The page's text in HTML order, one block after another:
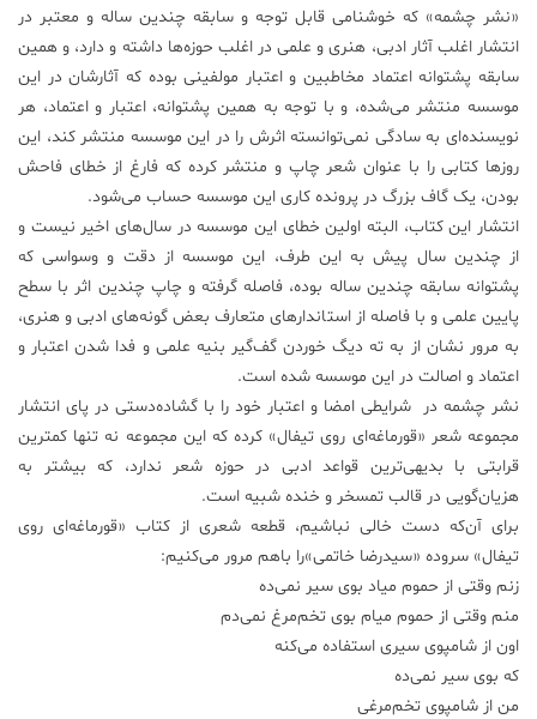
«نشر چشمه» که خوشنامی قابل توجه و سابقه چندین ساله و معتبر در
انتشار اغلب آثار ادبی، هنری و علمی در اغلب حوزه‌ها داشته و دارد، و همین
سابقه پشتوانه اعتماد مخاطبین و اعتبار مولفینی بوده که آثارشان در این
موسسه منتشر می‌شده، و با توجه به همین پشتوانه، اعتبار و اعتماد، هر
نویسنده‌ای به سادگی نمی‌توانسته اثرش را در این موسسه منتشر کند، این
روزها کتابی را با عنوان شعر چاپ و منتشر کرده که فارغ از خطای فاحش
بودن، یک گاف بزرگ در پرونده کاری این موسسه حساب می‌شود.
انتشار این کتاب، البته اولین خطای این موسسه در سال‌های اخیر نیست و
از چندین سال پیش به این طرف، این موسسه از دقت و وسواسی که
پشتوانه سابقه چندین ساله بوده، فاصله گرفته و چاپ چندین اثر با سطح
پایین علمی و با فاصله از استاندارهای متعارف بعض گونه‌های ادبی و هنری،
به مرور نشان از به ته دیگ‌ خوردن گف‌گیر بنیه علمی و فدا شدن اعتبار و
اعتماد و اصالت در این موسسه شده است.
نشر چشمه در شرایطی امضا و اعتبار خود را با گشاده‌دستی در پای انتشار
مجموعه شعر «قورماغه‌ای روی تیفال» کرده که این مجموعه نه تنها کمترین
قرابتی با بدیهی‌ترین قواعد ادبی در حوزه شعر ندارد، که بیشتر به
هزیان‌گویی در قالب تمسخر و خنده شبیه است.
برای آن‌که دست خالی نباشیم، قطعه شعری از کتاب «قورماغه‌ای روی
تیفال» سروده «سیدرضا خاتمی»را باهم مرور می‌کنیم:
زنم وقتی از حموم میاد بوی سیر نمی‌ده
منم وقتی از حموم میام بوی تخم‌مرغ نمی‌دم
اون از شامپوی سیری استفاده می‌کنه
که بوی سیر نمی‌ده
من از شامپوی تخم‌مرغی